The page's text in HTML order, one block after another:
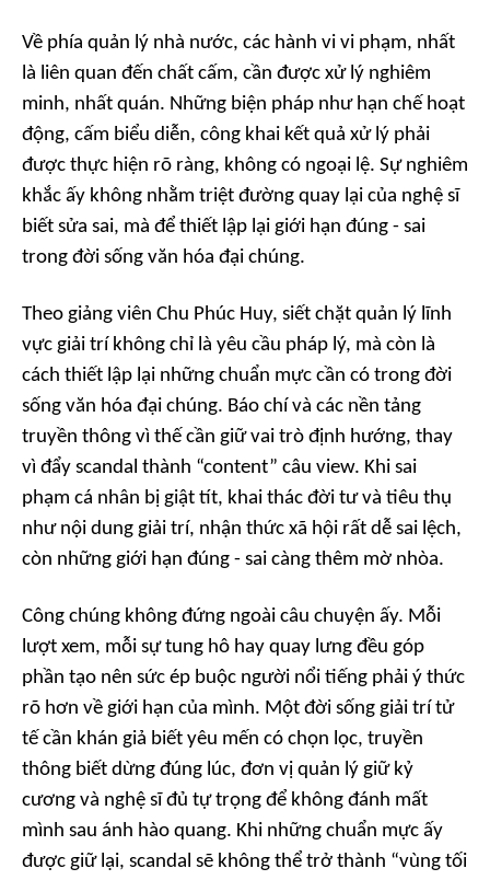
Về phía quản lý nhà nước, các hành vi vi phạm, nhất
là liên quan đến chất cấm, cần được xử lý nghiêm
minh, nhất quán. Những biện pháp như hạn chế hoạt
động, cấm biểu diễn, công khai kết quả xử lý phải
được thực hiện rõ ràng, không có ngoại lệ. Sự nghiêm
khắc ấy không nhằm triệt đường quay lại của nghệ sĩ
biết sửa sai, mà để thiết lập lại giới hạn đúng - sai
trong đời sống văn hóa đại chúng.
Theo giảng viên Chu Phúc Huy, siết chặt quản lý lĩnh
vực giải trí không chỉ là yêu cầu pháp lý, mà còn là
cách thiết lập lại những chuẩn mực cần có trong đời
sống văn hóa đại chúng. Báo chí và các nền tảng
truyền thông vì thế cần giữ vai trò định hướng, thay
vì đẩy scandal thành “content” câu view. Khi sai
phạm cá nhân bị giật tít, khai thác đời tư và tiêu thụ
như nội dung giải trí, nhận thức xã hội rất dễ sai lệch,
còn những giới hạn đúng - sai càng thêm mờ nhòa.
Công chúng không đứng ngoài câu chuyện ấy. Mỗi
lượt xem, mỗi sự tung hô hay quay lưng đều góp
phần tạo nên sức ép buộc người nổi tiếng phải ý thức
rõ hơn về giới hạn của mình. Một đời sống giải trí tử
tế cần khán giả biết yêu mến có chọn lọc, truyền
thông biết dừng đúng lúc, đơn vị quản lý giữ kỷ
cương và nghệ sĩ đủ tự trọng để không đánh mất
mình sau ánh hào quang. Khi những chuẩn mực ấy
được giữ lại, scandal sẽ không thể trở thành “vùng tối